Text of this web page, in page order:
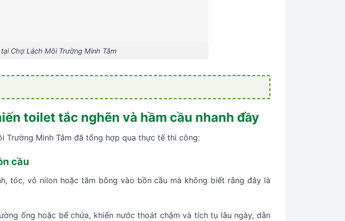
Chợ Lách Môi Trường Minh Tâm
toilet tắc nghẽn và hầm cầu nhanh đầy
Trường Minh Tâm đã tổng hợp qua thực tế thi công:
cầu
tóc, vỏ nilon hoặc tăm bông vào bồn cầu mà không biết rằng đây là
ống hoặc bể chứa, khiến nước thoát chậm và tích tụ lâu ngày, dẫn